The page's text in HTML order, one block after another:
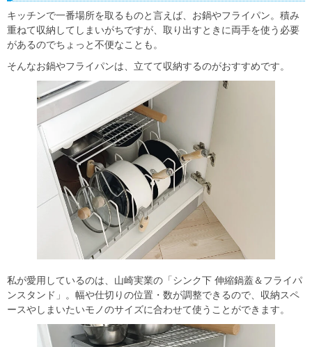
キッチンで一番場所を取るものと言えば、お鍋やフライパン。積み
重ねて収納してしまいがちですが、取り出すときに両手を使う必要
があるのでちょっと不便なことも。
そんなお鍋やフライパンは、立てて収納するのがおすすめです。
私が愛用しているのは、山崎実業の「シンク下 伸縮鍋蓋＆フライパ
ンスタンド」。幅や仕切りの位置・数が調整できるので、収納スペ
ースやしまいたいモノのサイズに合わせて使うことができます。